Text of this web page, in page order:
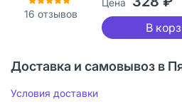
16 отзывов
В
Доставка и самовывоз в
Условия доставки